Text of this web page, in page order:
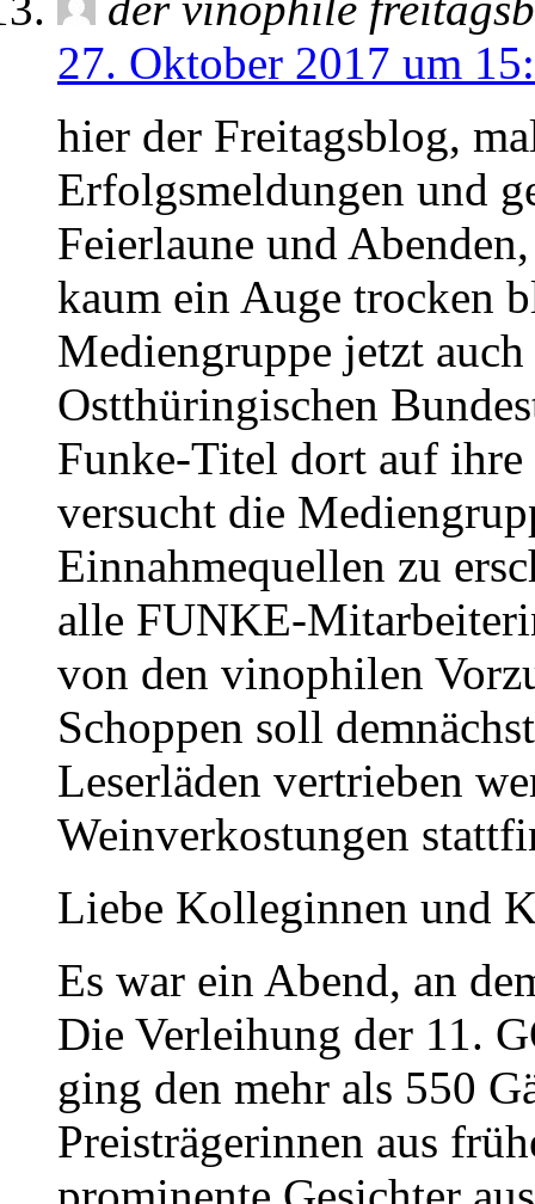
27. Oktober 2017 um
hier der Freitagsblog,
Erfolgsmeldungen und
Feierlaune und
kaum ein Auge trocken
Mediengruppe jetzt
Ostthüringischen
Funke-Titel dort auf
versucht die
Einnahmequellen zu
alle FUNKE-
von den vinophilen
Schoppen soll
Leserläden vertrieben
Weinverkostungen
Liebe Kolleginnen und
Es war ein Abend, an
Die Verleihung der 11.
ging den mehr als 550
Preisträgerinnen aus